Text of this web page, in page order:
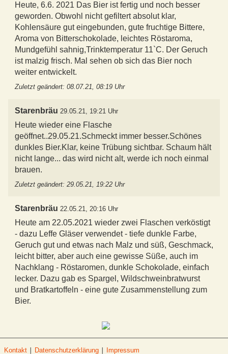
Heute, 6.6. 2021 Das Bier ist fertig und noch besser
geworden. Obwohl nicht gefiltert absolut klar,
Kohlensäure gut eingebunden, gute fruchtige Bittere,
Aroma von Bitterschokolade, leichtes Röstaroma,
Mundgefühl sahnig,Trinktemperatur 11`C. Der Geruch
ist malzig frisch. Mal sehen ob sich das Bier noch
weiter entwickelt.
Zuletzt geändert: 08.07.21, 08:19 Uhr
Starenbräu 29.05.21, 19:21 Uhr
Heute wieder eine Flasche
geöffnet..29.05.21.Schmeckt immer besser.Schönes
dunkles Bier.Klar, keine Trübung sichtbar. Schaum hält
nicht lange... das wird nicht alt, werde ich noch einmal
brauen.
Zuletzt geändert: 29.05.21, 19:22 Uhr
Starenbräu 22.05.21, 20:16 Uhr
Heute am 22.05.2021 wieder zwei Flaschen verköstigt
- dazu Leffe Gläser verwendet - tiefe dunkle Farbe,
Geruch gut und etwas nach Malz und süß, Geschmack,
leicht bitter, aber auch eine gewisse Süße, auch im
Nachklang - Röstaromen, dunkle Schokolade, einfach
lecker. Dazu gab es Spargel, Wildschweinbratwurst
und Bratkartoffeln - eine gute Zusammenstellung zum
Bier.
Kontakt ∣ Datenschutzerklärung ∣ Impressum